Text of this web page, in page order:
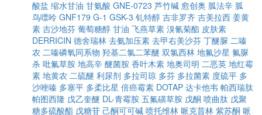
酸盐 缩水甘油 甘氨酸 GNE-0723 芦竹碱 愈创奥 胍法辛 胍
鸟嘌呤 GNF179 G-1 GSK-3 钆特醇 吉非罗齐 吉美拉西 姜黄
素 吉沙地芬 葡萄糖醇 甘油 飞燕草素 溴氰菊酯 皮肤素
DERRICIN 德舍瑞林 去氨加压素 去甲右美沙芬 丁醚脲 二嗪
农 二嗪磷氧同系物 羟基二氯二苯醚 双氯西林 地氟沙星 氟脲
杀 吡氟草胺 地高辛 醚菌胺 香叶木素 地奥司明 二恶英 地红霉
素 地黄农 二硫醚 利尿剂 多拉司琼 多芬 多拉菌素 度硫平 多
沙唑嗪 多塞平 多柔比星 倍癌霉素 DOTAP 达卡他韦 帕西瑞肽
帕图西隆 戊乙奎醚 DL-青霉胺 五氟磺草胺 戊酮 喷曲肽 戊聚
糖多硫酸酯 戊糖苷 己酮可可碱 喷托维林 哌克昔林 紫苏酮 哌